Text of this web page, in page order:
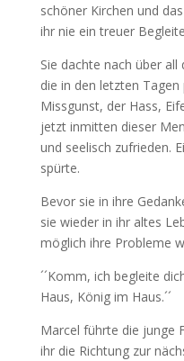
schöner Kirchen und
ihr nie ein treuer
Sie dachte nach über all
die in den letzten Tagen
Missgunst, der Hass,
jetzt inmitten dieser
und seelisch zufrieden.
spürte.
Bevor sie in ihre
sie wieder in ihr altes
möglich ihre Probleme
´´Komm, ich begleite
Haus, König im Haus.´´
Marcel führte die junge
ihr die Richtung zur